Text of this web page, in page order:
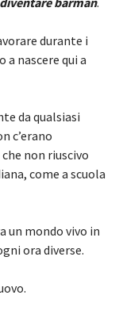
durante i
a nascere qui a
da qualsiasi
c’erano
non riuscivo
come a scuola
un mondo vivo in
ora diverse.